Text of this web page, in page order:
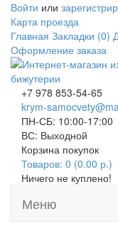
Войти или
Карта проезда
Главная Закладки (0)
Оформление заказа
+7 978 853-54-65
krym-
ПН-СБ: 10:00-17:00
ВС: Выходной
Корзина покупок
Товаров: 0 (0.00 р.)
Ничего не куплено!
Меню